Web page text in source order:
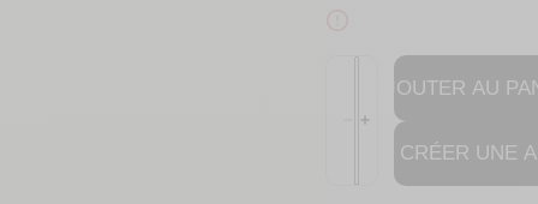
Quantité
Réduire la quantité de
Augmenter la quantité
AJOUTER AU
CRÉER UNE